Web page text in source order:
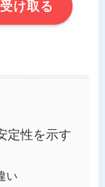
け取る
定性を示す
い